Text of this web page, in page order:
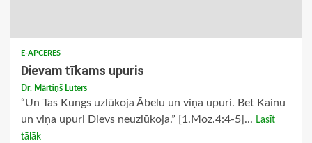
E-APCERES
Dievam tīkams upuris
Dr. Mārtiņš Luters
“Un Tas Kungs uzlūkoja Ābelu un viņa upuri. Bet Kainu
un viņa upuri Dievs neuzlūkoja.” [1.Moz.4:4-5]... Lasīt
tālāk